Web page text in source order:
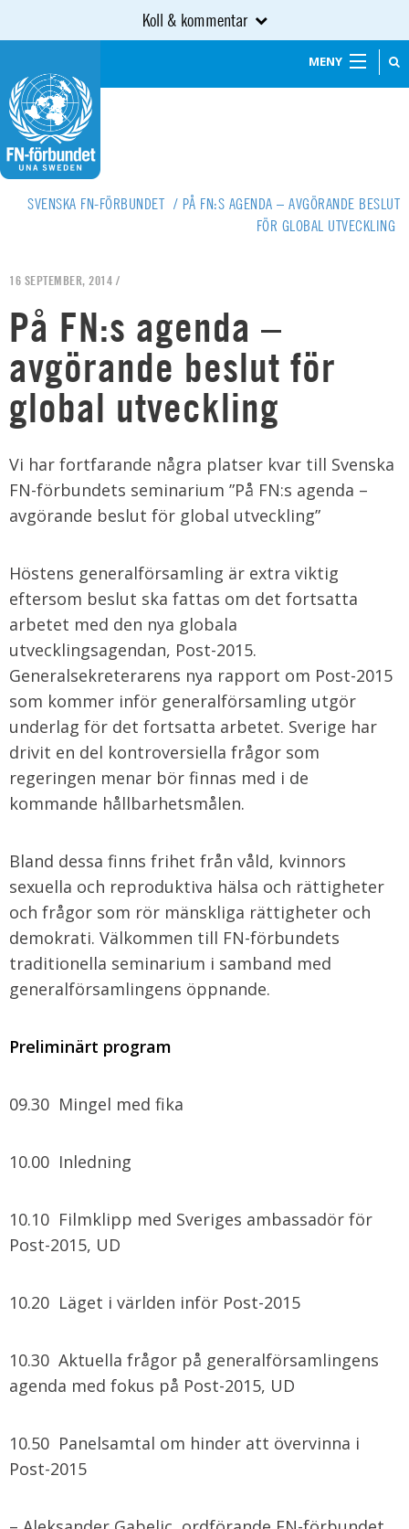
Koll & kommentar
MENY
SVENSKA FN-FÖRBUNDET / PÅ FN:S AGENDA – AVGÖRANDE BESLUT
FÖR GLOBAL UTVECKLING
16 SEPTEMBER, 2014 /
På FN:s agenda –
avgörande beslut för
global utveckling
Vi har fortfarande några platser kvar till Svenska
FN-förbundets seminarium ”På FN:s agenda –
avgörande beslut för global utveckling”
Höstens generalförsamling är extra viktig
eftersom beslut ska fattas om det fortsatta
arbetet med den nya globala
utvecklingsagendan, Post-2015.
Generalsekreterarens nya rapport om Post-2015
som kommer inför generalförsamling utgör
underlag för det fortsatta arbetet. Sverige har
drivit en del kontroversiella frågor som
regeringen menar bör finnas med i de
kommande hållbarhetsmålen.
Bland dessa finns frihet från våld, kvinnors
sexuella och reproduktiva hälsa och rättigheter
och frågor som rör mänskliga rättigheter och
demokrati. Välkommen till FN-förbundets
traditionella seminarium i samband med
generalförsamlingens öppnande.
Preliminärt program
09.30 Mingel med fika
10.00 Inledning
10.10 Filmklipp med Sveriges ambassadör för
Post-2015, UD
10.20 Läget i världen inför Post-2015
10.30 Aktuella frågor på generalförsamlingens
agenda med fokus på Post-2015, UD
10.50 Panelsamtal om hinder att övervinna i
Post-2015